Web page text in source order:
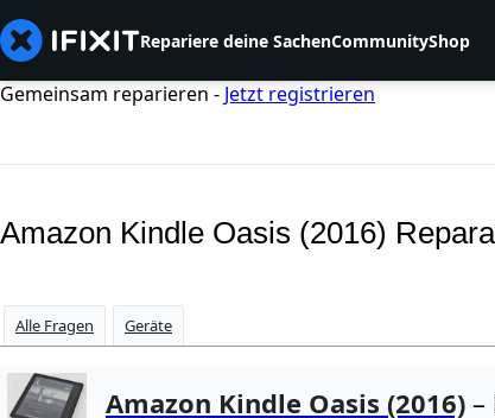
Repariere deine SachenCommunityShop
Gemeinsam reparieren - Jetzt registrieren
Amazon Kindle Oasis (2016)
Alle Fragen Geräte
Amazon Kindle Oasis (2016) –